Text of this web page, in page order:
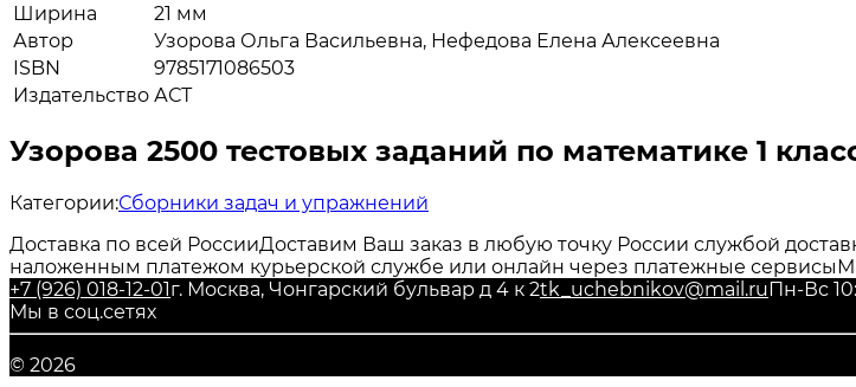
Ширина
21 мм
Автор
Узорова Ольга Васильевна, Нефедова Елена Алексеевна
ISBN
9785171086503
Издательство АСТ
Узорова 2500 тестовых заданий по математике 1
Категории:Сборники задач и упражнений
Доставка по всей РоссииДоставим Ваш заказ в любую точку России службой
наложенным платежом курьерской службе или онлайн через платежные сервисы
+7 (926) 018-12-01г. Москва, Чонгарский бульвар д 4 к 2tk_uchebnikov@mail.ruПн-Вс
Мы в соц.сетях
© 2026